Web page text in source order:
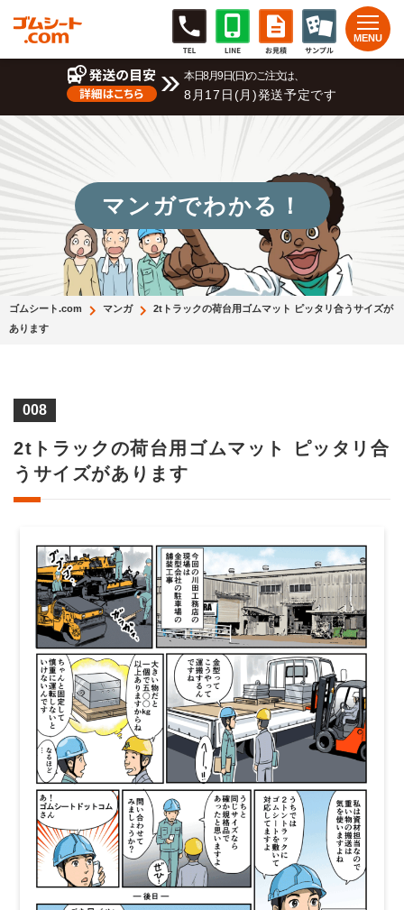
本日8月9日(日)のご注文は、
8月17日(月)発送予定です
マンガでわかる！
ゴムシート.com マンガ
2tトラックの荷台用ゴムマット ピッタリ合うサイズが
あります
008
2tトラックの荷台用ゴムマット ピッタリ合
うサイズがあります